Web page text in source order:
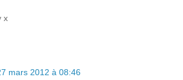
x
mars 2012 à 08:46